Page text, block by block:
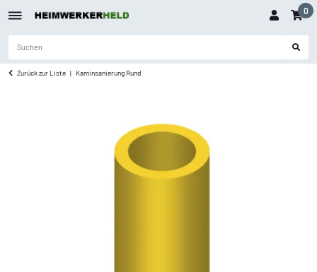
0
Zurück zur Liste Kaminsanierung Rund